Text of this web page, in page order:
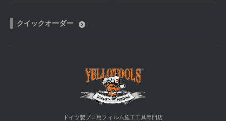
クイックオーダー
ドイツ製プロ用フィルム施工工具専門店